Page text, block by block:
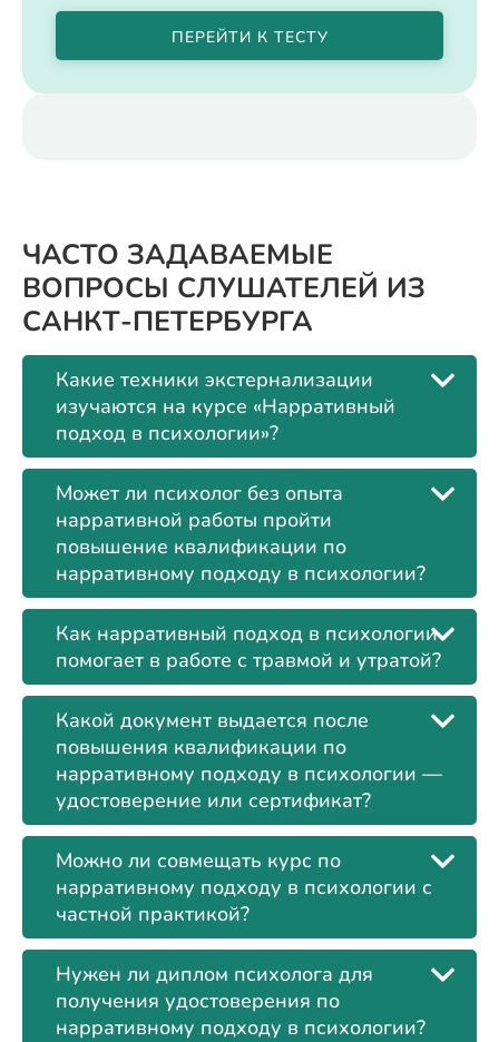
ПЕРЕЙТИ К ТЕСТУ
ЧАСТО ЗАДАВАЕМЫЕ
ВОПРОСЫ СЛУШАТЕЛЕЙ ИЗ
САНКТ-ПЕТЕРБУРГА
Какие техники экстернализации
изучаются на курсе «Нарративный
подход в психологии»?
Может ли психолог без опыта
нарративной работы пройти
повышение квалификации по
нарративному подходу в психологии?
Как нарративный подход в психологии
помогает в работе с травмой и утратой?
Какой документ выдается после
повышения квалификации по
нарративному подходу в психологии —
удостоверение или сертификат?
Можно ли совмещать курс по
нарративному подходу в психологии с
частной практикой?
Нужен ли диплом психолога для
получения удостоверения по
нарративному подходу в психологии?